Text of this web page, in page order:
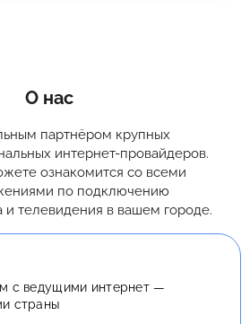
О нас
партнёром крупных
интернет-провайдеров.
ознакомится со всеми
по подключению
телевидения в вашем городе.
с ведущими интернет —
страны